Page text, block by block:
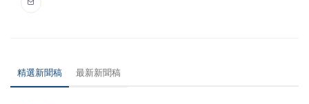
精選新聞稿 最新新聞稿